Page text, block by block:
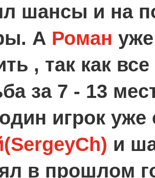
шансы и на
А Роман
, так как
за 7 - 13
игрок
и
в прошлом